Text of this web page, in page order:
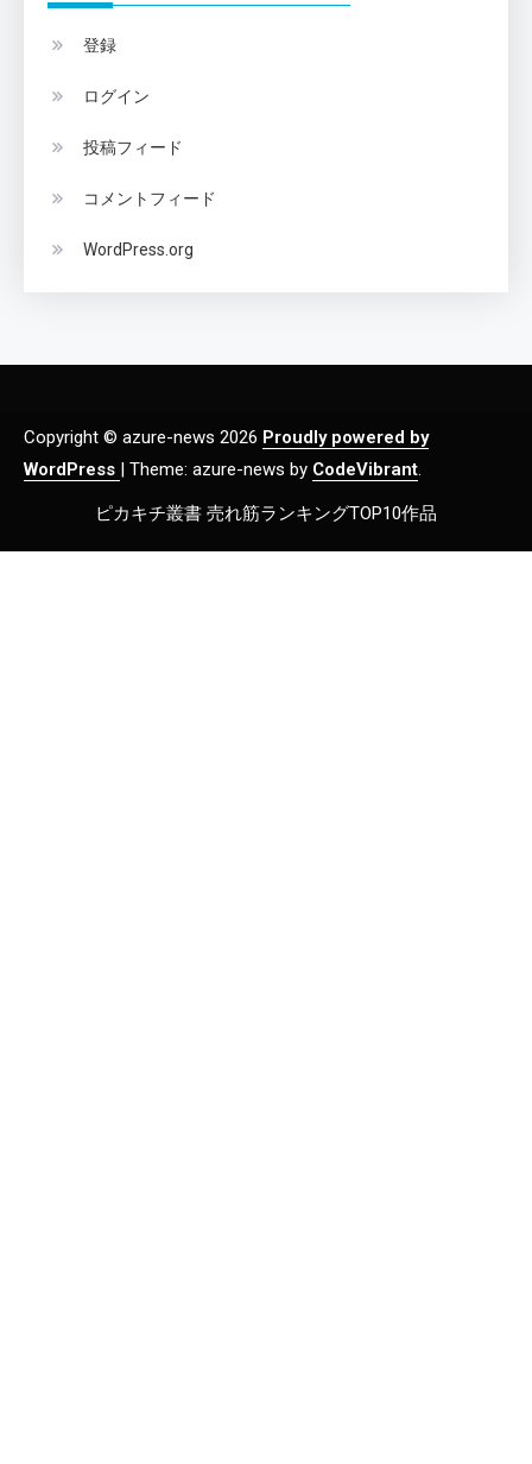
登録
ログイン
投稿フィード
コメントフィード
WordPress.org
Copyright © azure-news 2026 Proudly powered by
WordPress | Theme: azure-news by CodeVibrant.
ピカキチ叢書 売れ筋ランキングTOP10作品